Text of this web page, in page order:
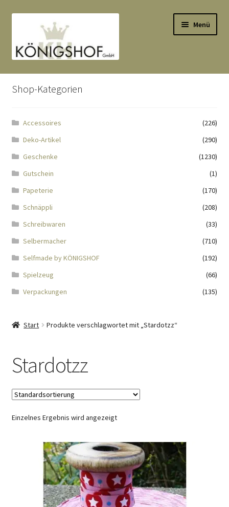
Navigation
springen
springen
Menü
Start
Anlässe
Datenauszug
Echtheit von Bewertungen
Impressum
Kasse
KÖNIGSHOF-Lädeli
Kontaktformular
Kunden-/Mitarbeitergeschenke
Ladies-Night
Mein Konto
Shop-Kategorien
Accessoires
(226)
Deko-Artikel
(290)
Geschenke
(1230)
Gutschein
(1)
Papeterie
(170)
Schnäppli
(208)
Schreibwaren
(33)
Selbermacher
(710)
Selfmade by KÖNIGSHOF
(192)
Spielzeug
(66)
Verpackungen
(135)
Start Produkte verschlagwortet mit „Stardotzz“
Stardotzz
Einzelnes Ergebnis wird angezeigt